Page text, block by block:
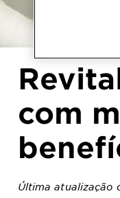
com
Última atualização